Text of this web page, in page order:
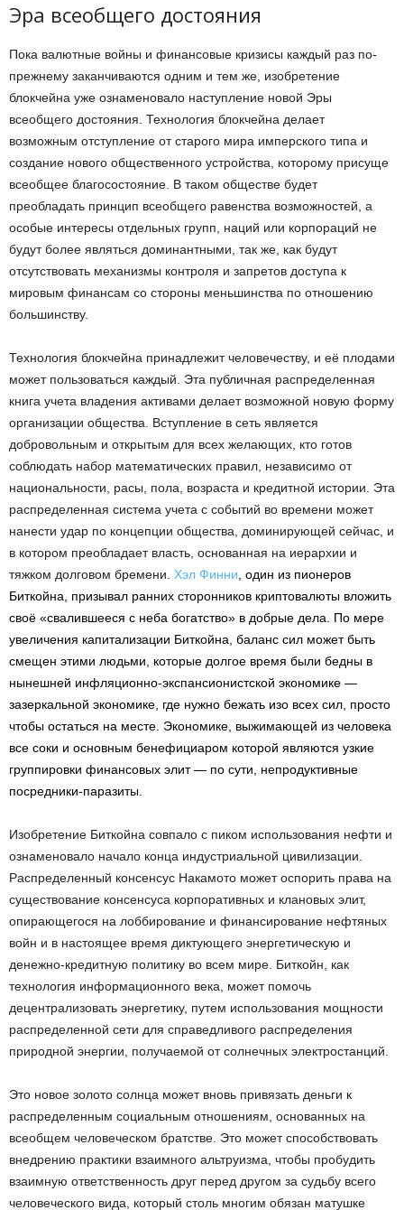
Эра всеобщего достояния
Пока валютные войны и финансовые кризисы каждый раз по-
прежнему заканчиваются одним и тем же, изобретение
блокчейна уже ознаменовало наступление новой Эры
всеобщего достояния. Технология блокчейна делает
возможным отступление от старого мира имперского типа и
создание нового общественного устройства, которому присуще
всеобщее благосостояние. В таком обществе будет
преобладать принцип всеобщего равенства возможностей, а
особые интересы отдельных групп, наций или корпораций не
будут более являться доминантными, так же, как будут
отсутствовать механизмы контроля и запретов доступа к
мировым финансам со стороны меньшинства по отношению
большинству.
Технология блокчейна принадлежит человечеству, и её плодами
может пользоваться каждый. Эта публичная распределенная
книга учета владения активами делает возможной новую форму
организации общества. Вступление в сеть является
добровольным и открытым для всех желающих, кто готов
соблюдать набор математических правил, независимо от
национальности, расы, пола, возраста и кредитной истории. Эта
распределенная система учета с событий во времени может
нанести удар по концепции общества, доминирующей сейчас, и
в котором преобладает власть, основанная на иерархии и
тяжком долговом бремени. Хэл Финни , один из пионеров
Биткойна, призывал ранних сторонников криптовалюты вложить
своё «свалившееся с неба богатство» в добрые дела. По мере
увеличения капитализации Биткойна, баланс сил может быть
смещен этими людьми, которые долгое время были бедны в
нынешней инфляционно-экспансионистской экономике —
зазеркальной экономике, где нужно бежать изо всех сил, просто
чтобы остаться на месте. Экономике, выжимающей из человека
все соки и основным бенефициаром которой являются узкие
группировки финансовых элит — по сути, непродуктивные
посредники-паразиты.
Изобретение Биткойна совпало с пиком использования нефти и
ознаменовало начало конца индустриальной цивилизации.
Распределенный консенсус Накамото может оспорить права на
существование консенсуса корпоративных и клановых элит,
опирающегося на лоббирование и финансирование нефтяных
войн и в настоящее время диктующего энергетическую и
денежно-кредитную политику во всем мире. Биткойн, как
технология информационного века, может помочь
децентрализовать энергетику, путем использования мощности
распределенной сети для справедливого распределения
природной энергии, получаемой от солнечных электростанций.
Это новое золото солнца может вновь привязать деньги к
распределенным социальным отношениям, основанных на
всеобщем человеческом братстве. Это может способствовать
внедрению практики взаимного альтруизма, чтобы пробудить
взаимную ответственность друг перед другом за судьбу всего
человеческого вида, который столь многим обязан матушке